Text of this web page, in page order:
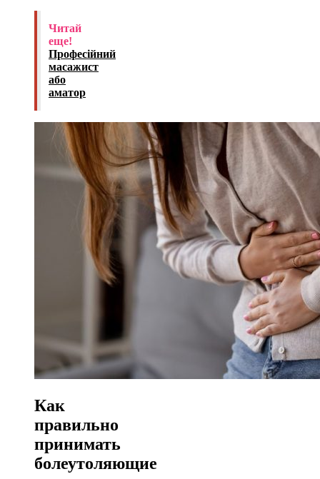
Читай
еще!
Професійний
масажист
або
аматор
Как
правильно
принимать
болеутоляющие